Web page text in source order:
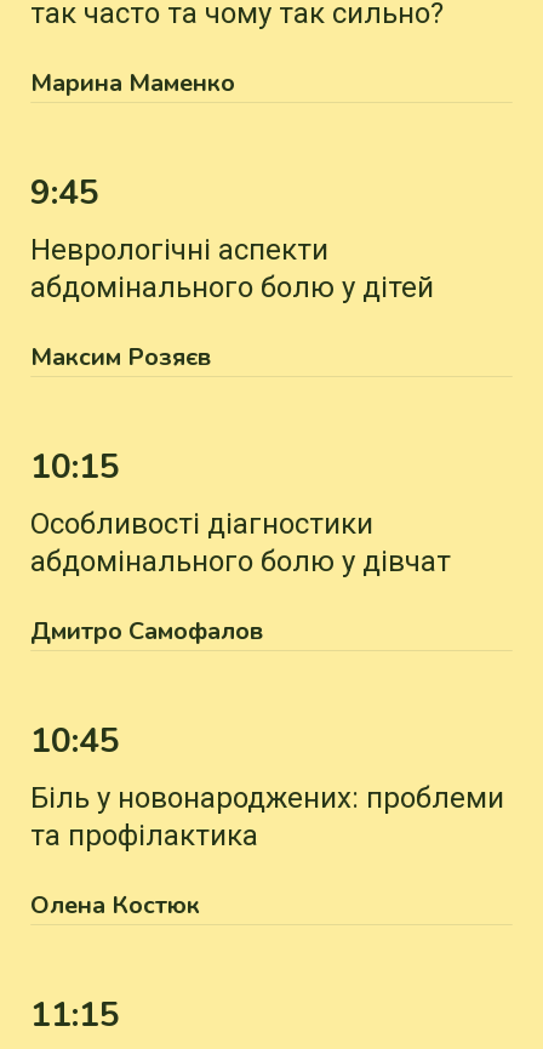
так часто та чому так сильно?
Марина Маменко
9:45
Неврологічні аспекти
абдомінального болю у дітей
Максим Розяєв
10:15
Особливості діагностики
абдомінального болю у дівчат
Дмитро Самофалов
10:45
Біль у новонароджених: проблеми
та профілактика
Олена Костюк
11:15